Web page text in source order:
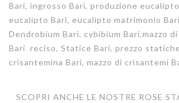
Bari, ingrosso Bari, produzione
eucalipto Bari, eucalipto matrimonio
Dendrobium Bari. cybibium Bari,mazzo
Bari reciso, Statice Bari, prezzo
crisantemina Bari, mazzo di crisantemi
SCOPRI ANCHE LE NOSTRE ROSE